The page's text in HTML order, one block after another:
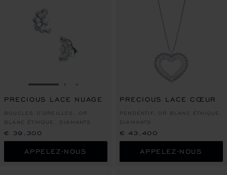
ALLER À LA DIAPOSITIVE 1
PRECIOUS LACE NUAGE
BOUCLES D'OREILLES, OR
BLANC ÉTHIQUE, DIAMANTS
€ 39,300
APPELEZ-NOUS
PRECIOUS LACE CŒUR
PENDENTIF, OR BLANC ÉTHIQUE,
DIAMANTS
€ 43,400
APPELEZ-NOUS